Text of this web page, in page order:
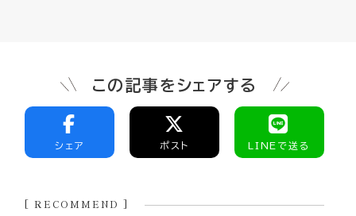
この記事をシェアする
シェア ポスト LINEで送る
[ RECOMMEND ]